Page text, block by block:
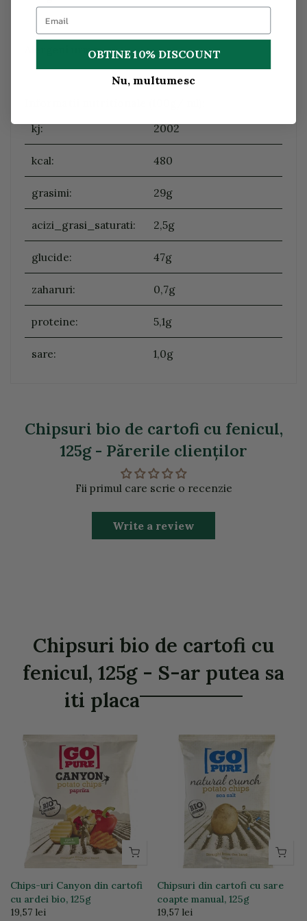
urme:
kj:
2002
kcal: 480
grasimi: 29g
acizi_grasi_saturati: 2,5g
glucide: 47g
zaharuri: 0,7g
proteine: 5,1g
sare: 1,0g
Chipsuri bio de cartofi cu fenicul,
125g - Părerile clienţilor
Fii primul care scrie o recenzie
Write a review
Chipsuri bio de cartofi cu
fenicul, 125g - S-ar putea sa
iti placa
Chips-uri Canyon din cartofi
cu ardei bio, 125g
19,57 lei
Chipsuri din cartofi cu sare
coapte manual, 125g
19,57 lei
OBTINE 10% DISCOUNT
Nu, multumesc